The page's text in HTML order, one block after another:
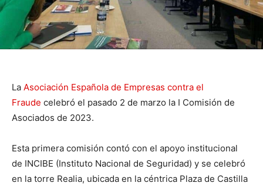
La Asociación Española de Empresas contra el
Fraude celebró el pasado 2 de marzo la I Comisión de
Asociados de 2023.
Esta primera comisión contó con el apoyo institucional
de INCIBE (Instituto Nacional de Seguridad) y se celebró
en la torre Realia, ubicada en la céntrica Plaza de Castilla